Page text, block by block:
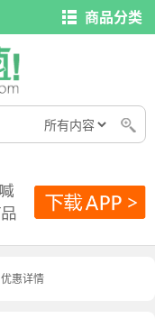
商品分类
优惠详情